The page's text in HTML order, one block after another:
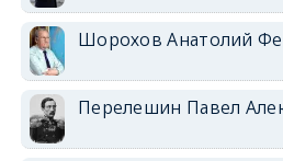
Шорохов Анатолий
Перелешин Павел